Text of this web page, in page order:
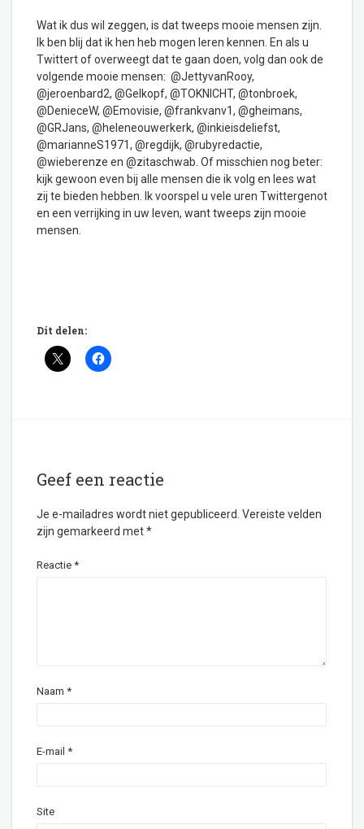
Wat ik dus wil zeggen, is dat tweeps mooie mensen zijn.
Ik ben blij dat ik hen heb mogen leren kennen. En als u
Twittert of overweegt dat te gaan doen, volg dan ook de
volgende mooie mensen: @JettyvanRooy,
@jeroenbard2, @Gelkopf, @TOKNICHT, @tonbroek,
@DenieceW, @Emovisie, @frankvanv1, @gheimans,
@GRJans, @heleneouwerkerk, @inkieisdeliefst,
@marianneS1971, @regdijk, @rubyredactie,
@wieberenze en @zitaschwab. Of misschien nog beter:
kijk gewoon even bij alle mensen die ik volg en lees wat
zij te bieden hebben. Ik voorspel u vele uren Twittergenot
en een verrijking in uw leven, want tweeps zijn mooie
mensen.
Dit delen:
Geef een reactie
Je e-mailadres wordt niet gepubliceerd. Vereiste velden
zijn gemarkeerd met*
Reactie *
Naam *
E-mail *
Site